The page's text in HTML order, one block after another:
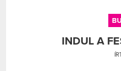
INDUL A